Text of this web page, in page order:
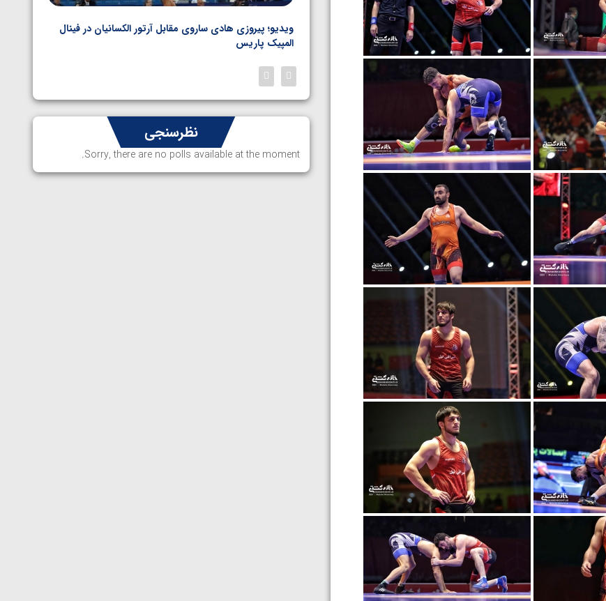
ویدیو؛ صعود حسن یزدانی به فینال المپیک با برتری مقابل
ناظم امینه
ویدیو؛ پیروزی هادی ساروی مقابل آرتور الکسانیان در فینال
المپیک پاریس
نظرسنجی
Sorry, there are no polls available at the moment.